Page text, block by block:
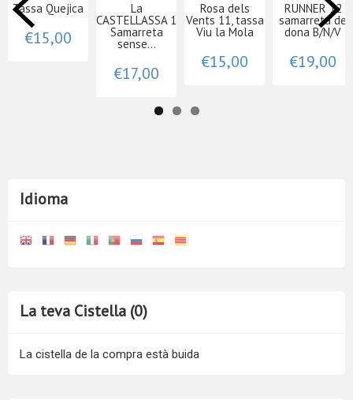
Idioma
La teva Cistella (0)
La cistella de la compra està buida
Tassa Quejica
€15,00
La
CASTELLASSA 1
Samarreta
sense...
€17,00
Rosa dels
Vents 11, tassa
Viu la Mola
€15,00
RUNNER 12
samarreta de
dona B/N/V
€19,00